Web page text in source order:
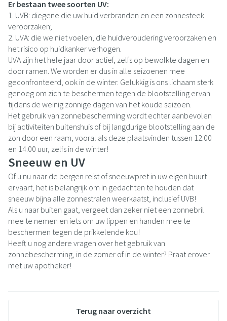
Er bestaan twee soorten UV:
1. UVB: diegene die uw huid verbranden en een zonnesteek
veroorzaken;
2. UVA: die we niet voelen, die huidveroudering veroorzaken en
het risico op huidkanker verhogen.
UVA zijn het hele jaar door actief, zelfs op bewolkte dagen en
door ramen. We worden er dus in alle seizoenen mee
geconfronteerd, ook in de winter. Gelukkig is ons lichaam sterk
genoeg om zich te beschermen tegen de blootstelling ervan
tijdens de weinig zonnige dagen van het koude seizoen.
Het gebruik van zonnebescherming wordt echter aanbevolen
bij activiteiten buitenshuis of bij langdurige blootstelling aan de
zon door een raam, vooral als deze plaatsvinden tussen 12.00
en 14.00 uur, zelfs in de winter!
Sneeuw en UV
Of u nu naar de bergen reist of sneeuwpret in uw eigen buurt
ervaart, het is belangrijk om in gedachten te houden dat
sneeuw bijna alle zonnestralen weerkaatst, inclusief UVB!
Als u naar buiten gaat, vergeet dan zeker niet een zonnebril
mee te nemen en iets om uw lippen en handen mee te
beschermen tegen de prikkelende kou!
Heeft u nog andere vragen over het gebruik van
zonnebescherming, in de zomer of in de winter? Praat erover
met uw apotheker!
Terug naar overzicht